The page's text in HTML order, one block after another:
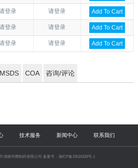
登录 请登录 Add To Cart
登录 请登录 Add To Cart
登录 请登录 Add To Cart
MSDS COA 咨询/评论
技术服务 新闻中心 联系我们
湖南华腾制药有限公司 备案号：湘ICP备15018328号-1